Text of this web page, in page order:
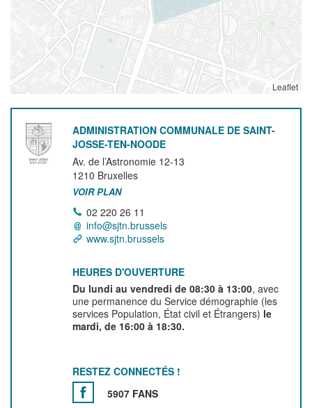
Leaflet
ADMINISTRATION COMMUNALE DE SAINT-
JOSSE-TEN-NOODE
Av. de l’Astronomie 12-13
1210 Bruxelles
VOIR PLAN
02 220 26 11
info@sjtn.brussels
www.sjtn.brussels
HEURES D'OUVERTURE
Du lundi au vendredi de 08:30 à 13:00, avec
une permanence du Service démographie (les
services Population, État civil et Étrangers) le
mardi, de 16:00 à 18:30.
RESTEZ CONNECTÉS !
5907 FANS